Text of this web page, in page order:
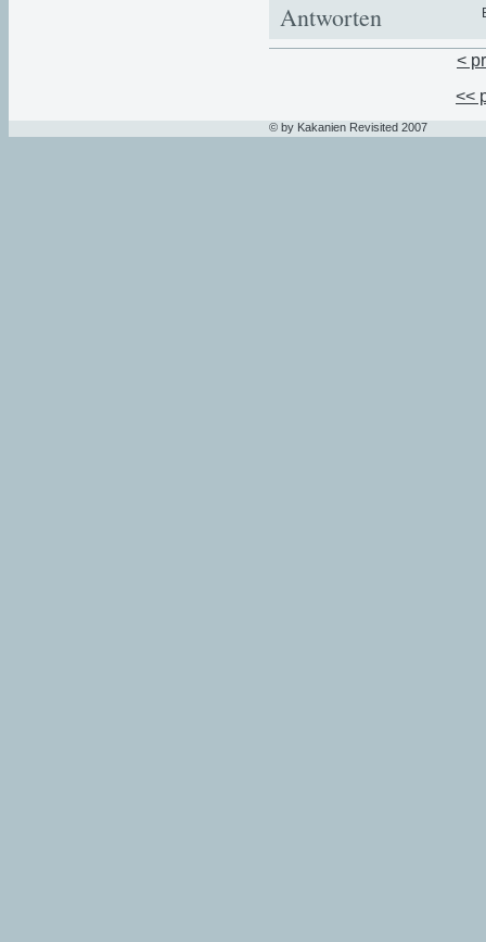
Antworten
<
<<
© by Kakanien Revisited 2007